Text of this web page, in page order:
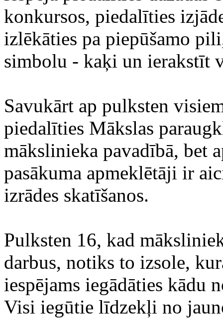
konkursos, piedalīties
izlēkāties pa piepūšamo
simbolu - kaķi un ierakstīt
Savukārt ap pulksten
piedalīties Mākslas
mākslinieka pavadībā, bet
pasākuma apmeklētāji ir
izrādes skatīšanos.
Pulksten 16, kad
darbus, notiks to izsole,
iespējams iegādāties kādu
Visi iegūtie līdzekļi no